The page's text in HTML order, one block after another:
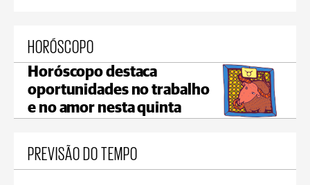
HORÓSCOPO
Horóscopo destaca
oportunidades no trabalho
e no amor nesta quinta
PREVISÃO DO TEMPO